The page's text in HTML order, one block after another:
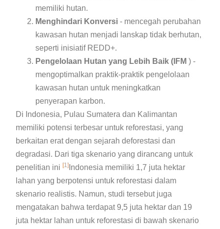
memiliki hutan.
Menghindari Konversi - mencegah perubahan
kawasan hutan menjadi lanskap tidak berhutan,
seperti inisiatif REDD+.
Pengelolaan Hutan yang Lebih Baik (IFM ) -
mengoptimalkan praktik-praktik pengelolaan
kawasan hutan untuk meningkatkan
penyerapan karbon.
Di Indonesia, Pulau Sumatera dan Kalimantan
memiliki potensi terbesar untuk reforestasi, yang
berkaitan erat dengan sejarah deforestasi dan
degradasi. Dari tiga skenario yang dirancang untuk
penelitian ini[1] Indonesia memiliki 1,7 juta hektar
lahan yang berpotensi untuk reforestasi dalam
skenario realistis. Namun, studi tersebut juga
mengatakan bahwa terdapat 9,5 juta hektar dan 19
juta hektar lahan untuk reforestasi di bawah skenario